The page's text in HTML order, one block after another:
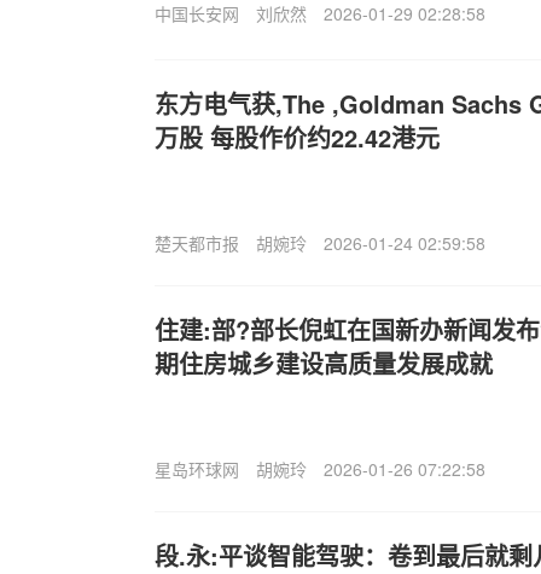
中国长安网 刘欣然 2026-01-29 02:28:58
东方电气获,The ,Goldman Sachs
万股 每股作价约22.42港元
楚天都市报 胡婉玲 2026-01-24 02:59:58
住建:部?部长倪虹在国新办新闻发
期住房城乡建设高质量发展成就
星岛环球网 胡婉玲 2026-01-26 07:22:58
段.永:平谈智能驾驶：卷到最后就